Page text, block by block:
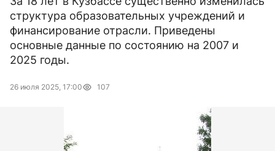
структура образовательных учреждений и
финансирование отрасли. Приведены
основные данные по состоянию на 2007 и
2025 годы.
26 июля 2025, 17:00 107